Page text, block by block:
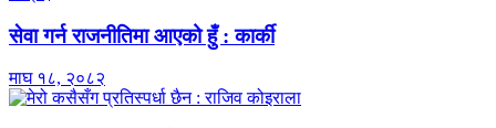
सेवा गर्न राजनीतिमा आएको हुँ : कार्की
माघ १८, २०८२